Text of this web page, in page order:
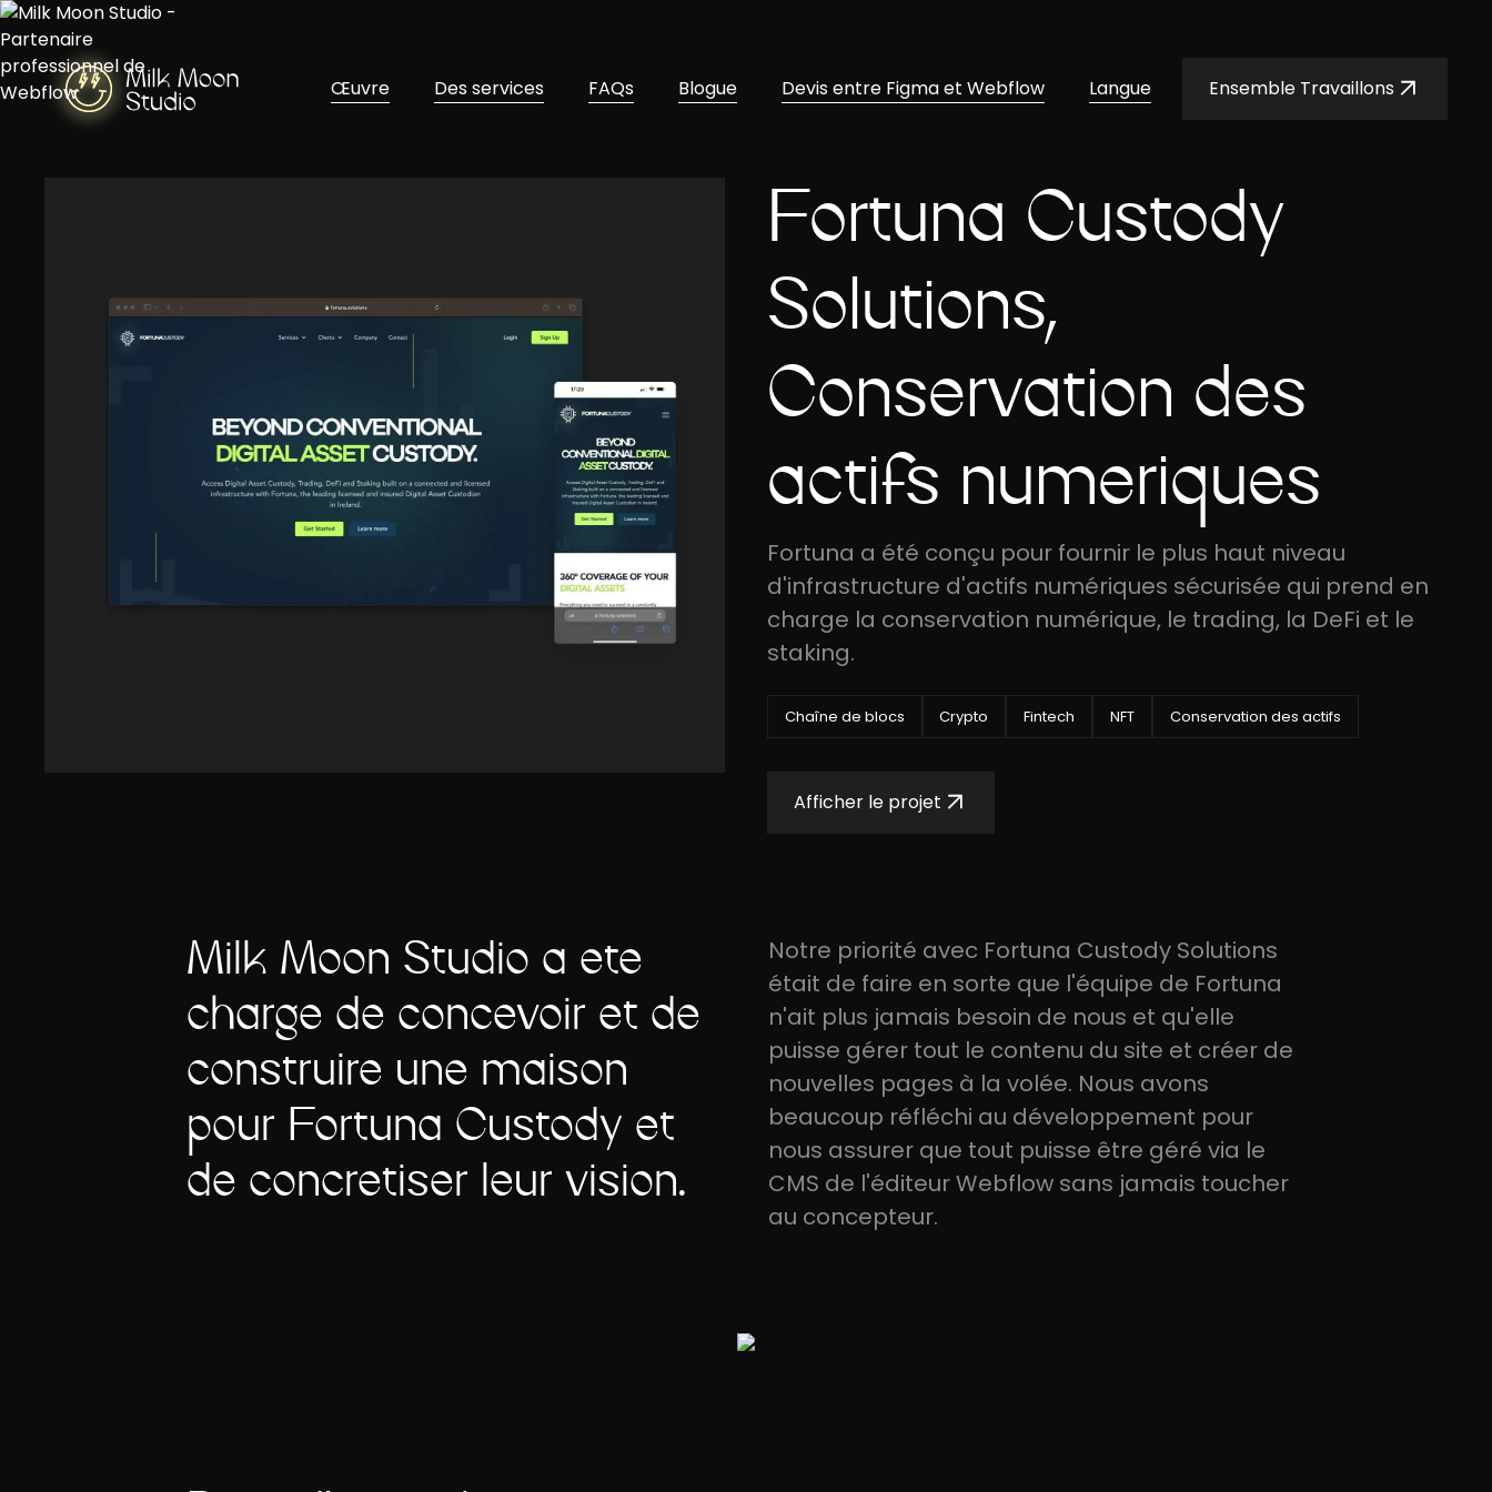
Œuvre Des services FAQs Blogue Devis entre Figma et Webflow Langue Ensemble Travaillons
Fortuna Custody
Solutions,
Conservation des
actifs numériques
Fortuna a été conçu pour fournir le plus haut niveau
d'infrastructure d'actifs numériques sécurisée qui prend en
charge la conservation numérique, le trading, la DeFi et le
staking.
Chaîne de blocs Crypto Fintech NFT Conservation des actifs
Afficher le projet
Milk Moon Studio a été
chargé de concevoir et de
construire une maison
pour Fortuna Custody et
de concrétiser leur vision.
Notre priorité avec Fortuna Custody Solutions
était de faire en sorte que l'équipe de Fortuna
n'ait plus jamais besoin de nous et qu'elle
puisse gérer tout le contenu du site et créer de
nouvelles pages à la volée. Nous avons
beaucoup réfléchi au développement pour
nous assurer que tout puisse être géré via le
CMS de l'éditeur Webflow sans jamais toucher
au concepteur.